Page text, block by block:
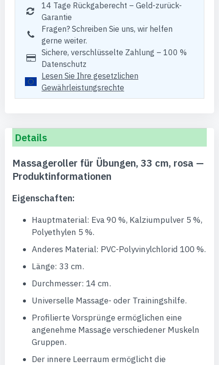
14 Tage Rückgaberecht – Geld-zurück-
Garantie
Fragen? Schreiben Sie uns, wir helfen
gerne weiter.
Sichere, verschlüsselte Zahlung – 100 %
Datenschutz
Lesen Sie Ihre gesetzlichen
Gewährleistungsrechte
Details
Massageroller für Übungen, 33 cm, rosa —
Produktinformationen
Eigenschaften:
Hauptmaterial: Eva 90 %, Kalziumpulver 5 %,
Polyethylen 5 %.
Anderes Material: PVC-Polyvinylchlorid 100 %.
Länge: 33 cm.
Durchmesser: 14 cm.
Universelle Massage- oder Trainingshilfe.
Profilierte Vorsprünge ermöglichen eine
angenehme Massage verschiedener Muskeln
Gruppen.
Der innere Leerraum ermöglicht die